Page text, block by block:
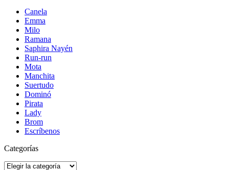
búsqueda
Canela
Emma
Milo
Ramana
Saphira Nayén
Run-run
Mota
Manchita
Suertudo
Dominó
Pirata
Lady
Brom
Escríbenos
Categorías
Categorías